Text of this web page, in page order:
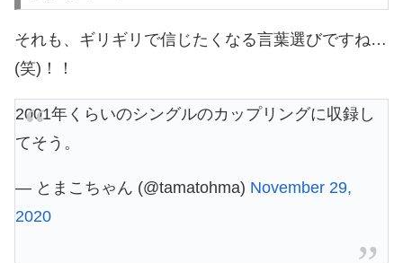
それも、ギリギリで信じたくなる言葉選びですね…
(笑)！！
2001年くらいのシングルのカップリングに収録し
てそう。
— とまこちゃん (@tamatohma) November 29,
2020